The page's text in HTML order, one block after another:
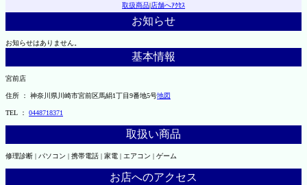
取扱商品|店舗へｱｸｾｽ
お知らせ
お知らせはありません。
基本情報
宮前店
住所 ： 神奈川県川崎市宮前区馬絹1丁目9番地5号地図
TEL ： 0448718371
取扱い商品
修理診断 | パソコン | 携帯電話 | 家電 | エアコン | ゲーム
お店へのアクセス